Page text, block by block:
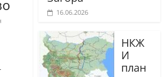
16.06.2026
НКЖ
И
план